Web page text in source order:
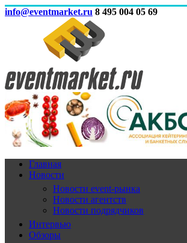
info@eventmarket.ru 8 495 004 05 69
Главная
Новости
Новости event-рынка
Новости агентств
Новости подрядчиков
Интервью
Обзоры